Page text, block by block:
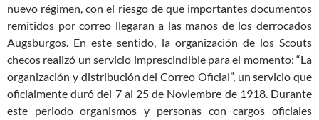
nuevo régimen, con el riesgo de que importantes documentos
remitidos por correo llegaran a las manos de los derrocados
Augsburgos. En este sentido, la organización de los Scouts
checos realizó un servicio imprescindible para el momento: “La
organización y distribución del Correo Oficial”, un servicio que
oficialmente duró del 7 al 25 de Noviembre de 1918. Durante
este periodo organismos y personas con cargos oficiales